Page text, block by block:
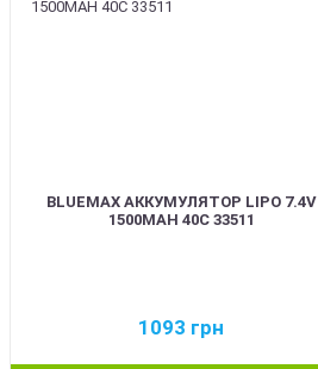
BLUEMAX АККУМУЛЯТОР LIPO 7.4V
1500MAH 40C 33511
1093 грн